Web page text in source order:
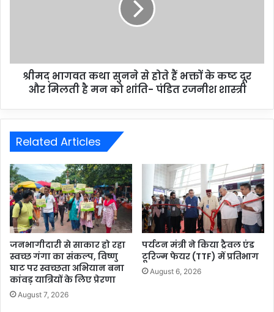
श्रीमद् भागवत कथा सुनने से होते हैं भक्तों के कष्ट दूर
और मिलती है मन को शांति- पंडित रजनीश शास्त्री
Related Articles
जनभागीदारी से साकार हो रहा
स्वच्छ गंगा का संकल्प, विष्णु
घाट पर स्वच्छता अभियान बना
कांवड़ यात्रियों के लिए प्रेरणा
August 7, 2026
पर्यटन मंत्री ने किया ट्रैवल एंड
टूरिज्म फेयर (TTF) में प्रतिभाग
August 6, 2026